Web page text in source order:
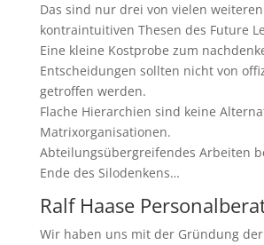
Das sind nur drei von vielen
kontraintuitiven Thesen des Future
Eine kleine Kostprobe zum
Entscheidungen sollten nicht von
getroffen werden.
Flache Hierarchien sind keine
Matrixorganisationen.
Abteilungsübergreifendes Arbeiten
Ende des Silodenkens…
Ralf Haase
Wir haben uns mit der Gründung der